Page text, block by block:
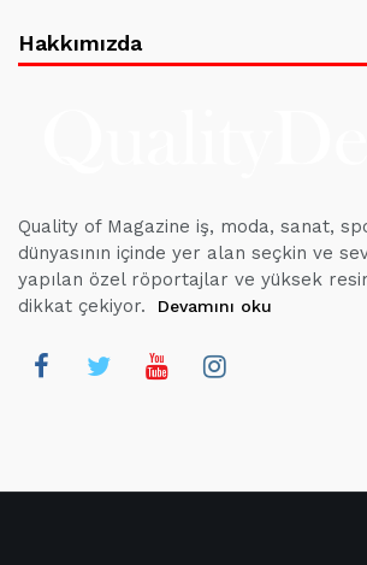
Hakkımızda
Quality of Magazine iş, moda, sanat,
dünyasının içinde yer alan seçkin ve
yapılan özel röportajlar ve yüksek
dikkat çekiyor.
Devamını oku